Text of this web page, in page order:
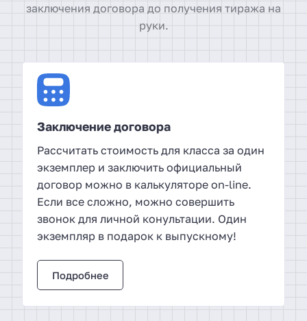
заключения договора до получения тиража на
руки.
Заключение договора
Рассчитать стоимость для класса за один
экземплер и заключить официальный
договор можно в калькуляторе on-line.
Если все сложно, можно совершить
звонок для личной конультации. Один
экземпляр в подарок к выпускному!
Подробнее